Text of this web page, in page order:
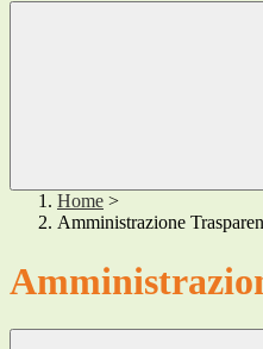
Home >
Amministrazione